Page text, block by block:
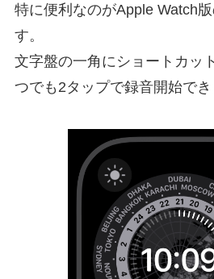
特に便利なのがApple Watch
す。
文字盤の一角にショートカッ
つでも2タップで録音開始でき